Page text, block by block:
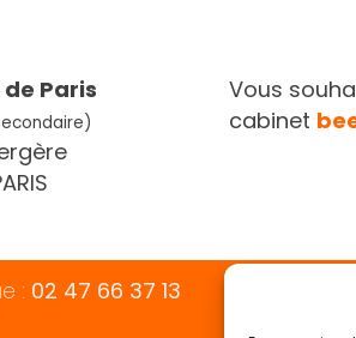
Paris
Vous
cabinet
: 02 47 66 37 13